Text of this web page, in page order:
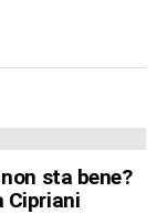
sta bene?
Cipriani